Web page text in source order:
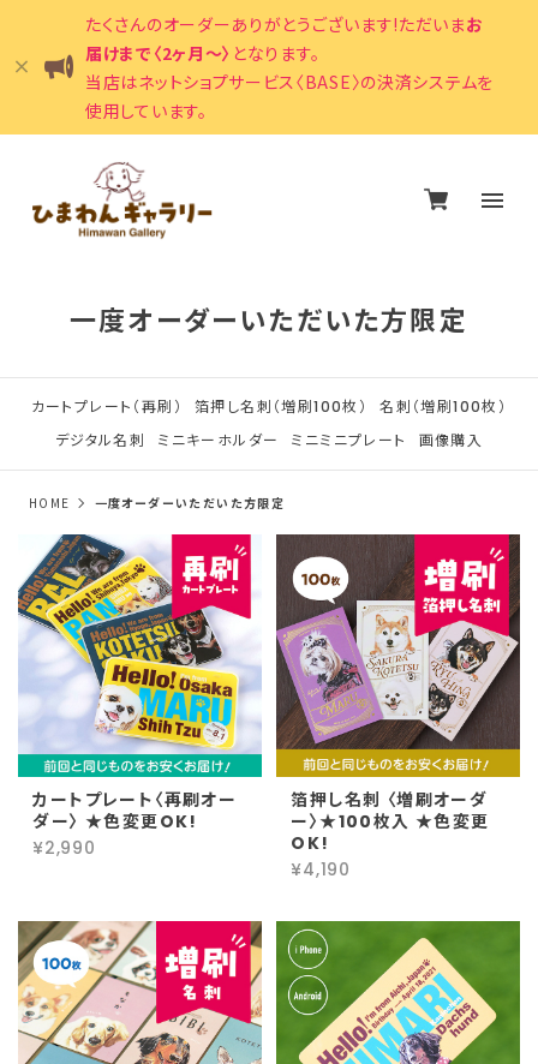
たくさんのオーダーありがとうございます!ただいまお
届けまで〈2ヶ月〜〉 となります。
当店はネットショプサービス〈BASE〉の決済システムを
使用しています。
一度オーダーいただいた方限定
カートプレート（再刷） 箔押し名刺（増刷100枚）
名刺（増刷100枚）
デジタル名刺
ミニキーホルダー ミニミニプレート 画像購入
HOME 一度オーダーいただいた方限定
カートプレート〈再刷オー
ダー〉 ★色変更OK!
¥2,990
箔押し名刺 〈増刷オーダ
ー〉★100枚入 ★色変更
OK!
¥4,190